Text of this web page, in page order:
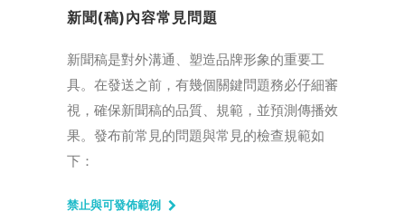
新聞(稿)內容常見問題
新聞稿是對外溝通、塑造品牌形象的重要工
具。在發送之前，有幾個關鍵問題務必仔細審
視，確保新聞稿的品質、規範，並預測傳播效
果。發布前常見的問題與常見的檢查規範如
下：
禁止與可發佈範例